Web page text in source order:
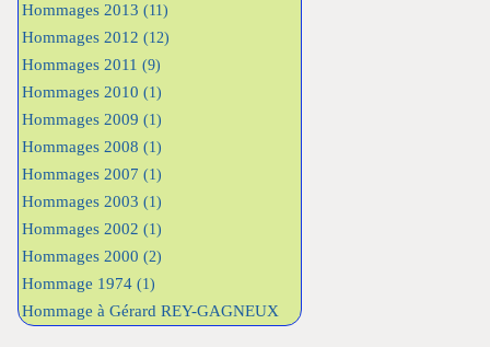
Hommages 2013 (11)
Hommages 2012 (12)
Hommages 2011 (9)
Hommages 2010 (1)
Hommages 2009 (1)
Hommages 2008 (1)
Hommages 2007 (1)
Hommages 2003 (1)
Hommages 2002 (1)
Hommages 2000 (2)
Hommage 1974 (1)
Hommage à Gérard REY-GAGNEUX